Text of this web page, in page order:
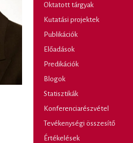
Oktatott tárgyak
Kutatási projektek
Publikációk
Előadások
Predikációk
Blogok
Statisztikák
Konferenciarészvétel
Tevékenységi összesítő
Értékelések